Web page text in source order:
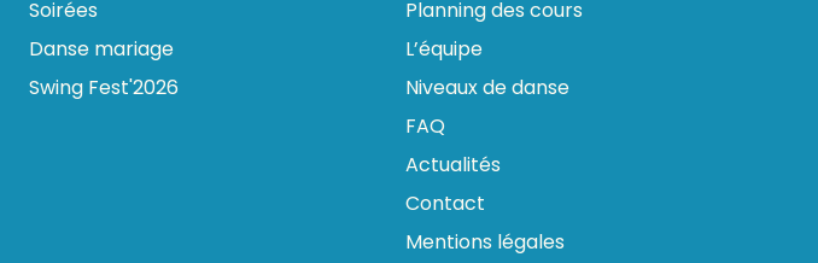
Soirées
Danse mariage
Swing Fest'2026
Planning des cours
L’équipe
Niveaux de danse
FAQ
Actualités
Contact
Mentions légales